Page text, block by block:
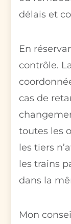
délais et
En
contrôle.
cas de
toutes les
les tiers
les trains
dans la
Mon